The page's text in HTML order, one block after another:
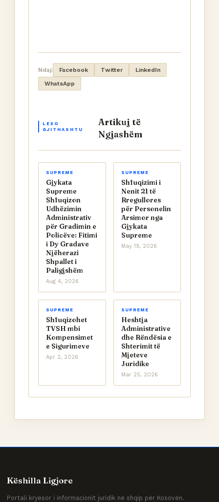
Ndaj: Facebook Twitter
LinkedIn
WhatsApp
LEXO
GJITHASHTU
Artikuj të
Ngjashëm
SUPREME
Gjykata
Supreme
Shfuqizon
Udhëzimin
Administrativ
për Gradimin e
Policëve: Fitimi
i Dy Gradave
Njëherazi
Shpallet i
Paligjshëm
Aug 4, 2026
SUPREME
Shfuqizimi i
Nenit 21 të
Rregullores
për Personelin
Arsimor nga
Gjykata
Supreme
May 19, 2026
SUPREME
Shfuqizohet
TVSH mbi
Kompensimet
e Sigurimeve
Apr 2, 2026
SUPREME
Heshtja
Administrative
dhe Rëndësia e
Shterimit të
Mjeteve
Juridike
Mar 25, 2026
Këshilla Ligjore
Portali kryesor i informacionit juridik në shqip për Kosovën.